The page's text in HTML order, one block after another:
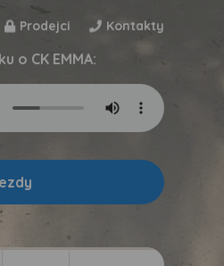
Prodejci Kontakty
o CK EMMA: